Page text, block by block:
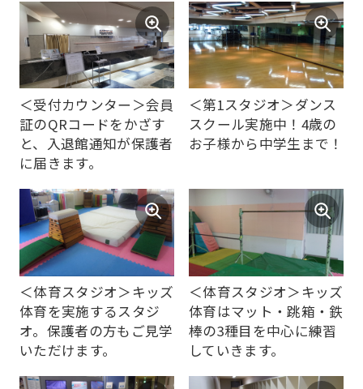
＜受付カウンター＞会員
証のQRコードをかざす
と、入退館通知が保護者
に届きます。
＜第1スタジオ＞ダンス
スクール実施中！4歳の
お子様から中学生まで！
＜体育スタジオ＞キッズ
体育を実施するスタジ
オ。保護者の方もご見学
いただけます。
＜体育スタジオ＞キッズ
体育はマット・跳箱・鉄
棒の3種目を中心に練習
していきます。
Central
Sports
official
website
is
automatically
into
English.
Click
the
link
below
(start
automatic